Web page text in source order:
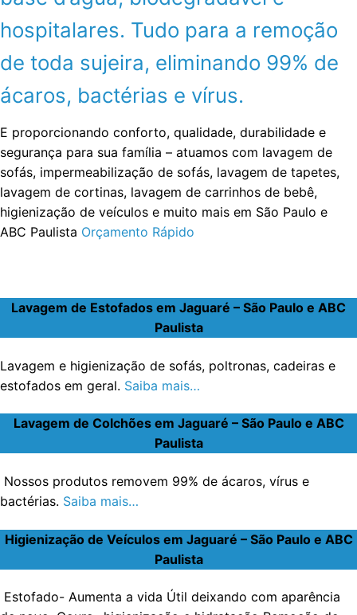
hospitalares. Tudo para a remoção
de toda sujeira, eliminando 99% de
ácaros, bactérias e vírus.
E proporcionando conforto, qualidade, durabilidade e
segurança para sua família – atuamos com lavagem de
sofás, impermeabilização de sofás, lavagem de tapetes,
lavagem de cortinas, lavagem de carrinhos de bebê,
higienização de veículos e muito mais em São Paulo e
ABC Paulista Orçamento Rápido
Lavagem de Estofados em Jaguaré – São Paulo e ABC
Paulista
Lavagem e higienização de sofás, poltronas, cadeiras e
estofados em geral. Saiba mais…
Lavagem de Colchões em Jaguaré – São Paulo e ABC
Paulista
Nossos produtos removem 99% de ácaros, vírus e
bactérias. Saiba mais…
Higienização de Veículos em Jaguaré – São Paulo e ABC
Paulista
Estofado- Aumenta a vida Útil deixando com aparência